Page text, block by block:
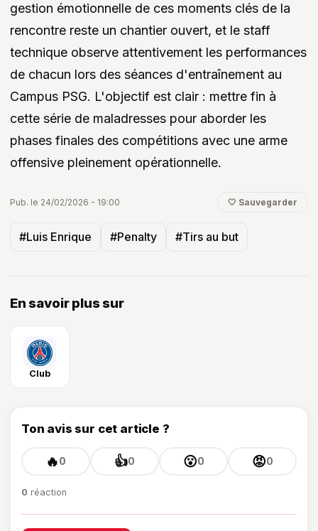
gestion émotionnelle de ces moments clés de la
rencontre reste un chantier ouvert, et le staff
technique observe attentivement les performances
de chacun lors des séances d'entraînement au
Campus PSG. L'objectif est clair : mettre fin à
cette série de maladresses pour aborder les
phases finales des compétitions avec une arme
offensive pleinement opérationnelle.
Pub. le 24/02/2026 - 19:00 🤍 Sauvegarder
#Luis Enrique #Penalty #Tirs au but
En savoir plus sur
Club
Ton avis sur cet article ?
🔥0 👍0 😮0 😡0
0 réaction